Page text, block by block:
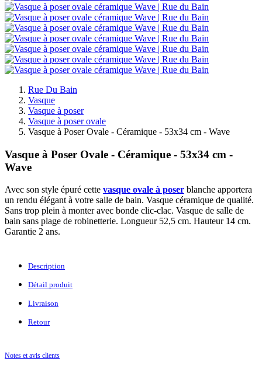
Rue Du Bain
Vasque
Vasque à poser
Vasque à poser ovale
Vasque à Poser Ovale - Céramique - 53x34 cm - Wave
Vasque à Poser Ovale - Céramique - 53x34 cm -
Wave
Avec son style épuré cette vasque ovale à poser blanche apportera
un rendu élégant à votre salle de bain. Vasque céramique de qualité.
Sans trop plein à monter avec bonde clic-clac. Vasque de salle de
bain sans plage de robinetterie. Longueur 52,5 cm. Hauteur 14 cm.
Garantie 2 ans.
Description
Détail produit
Livraison
Retour
Notes et avis clients